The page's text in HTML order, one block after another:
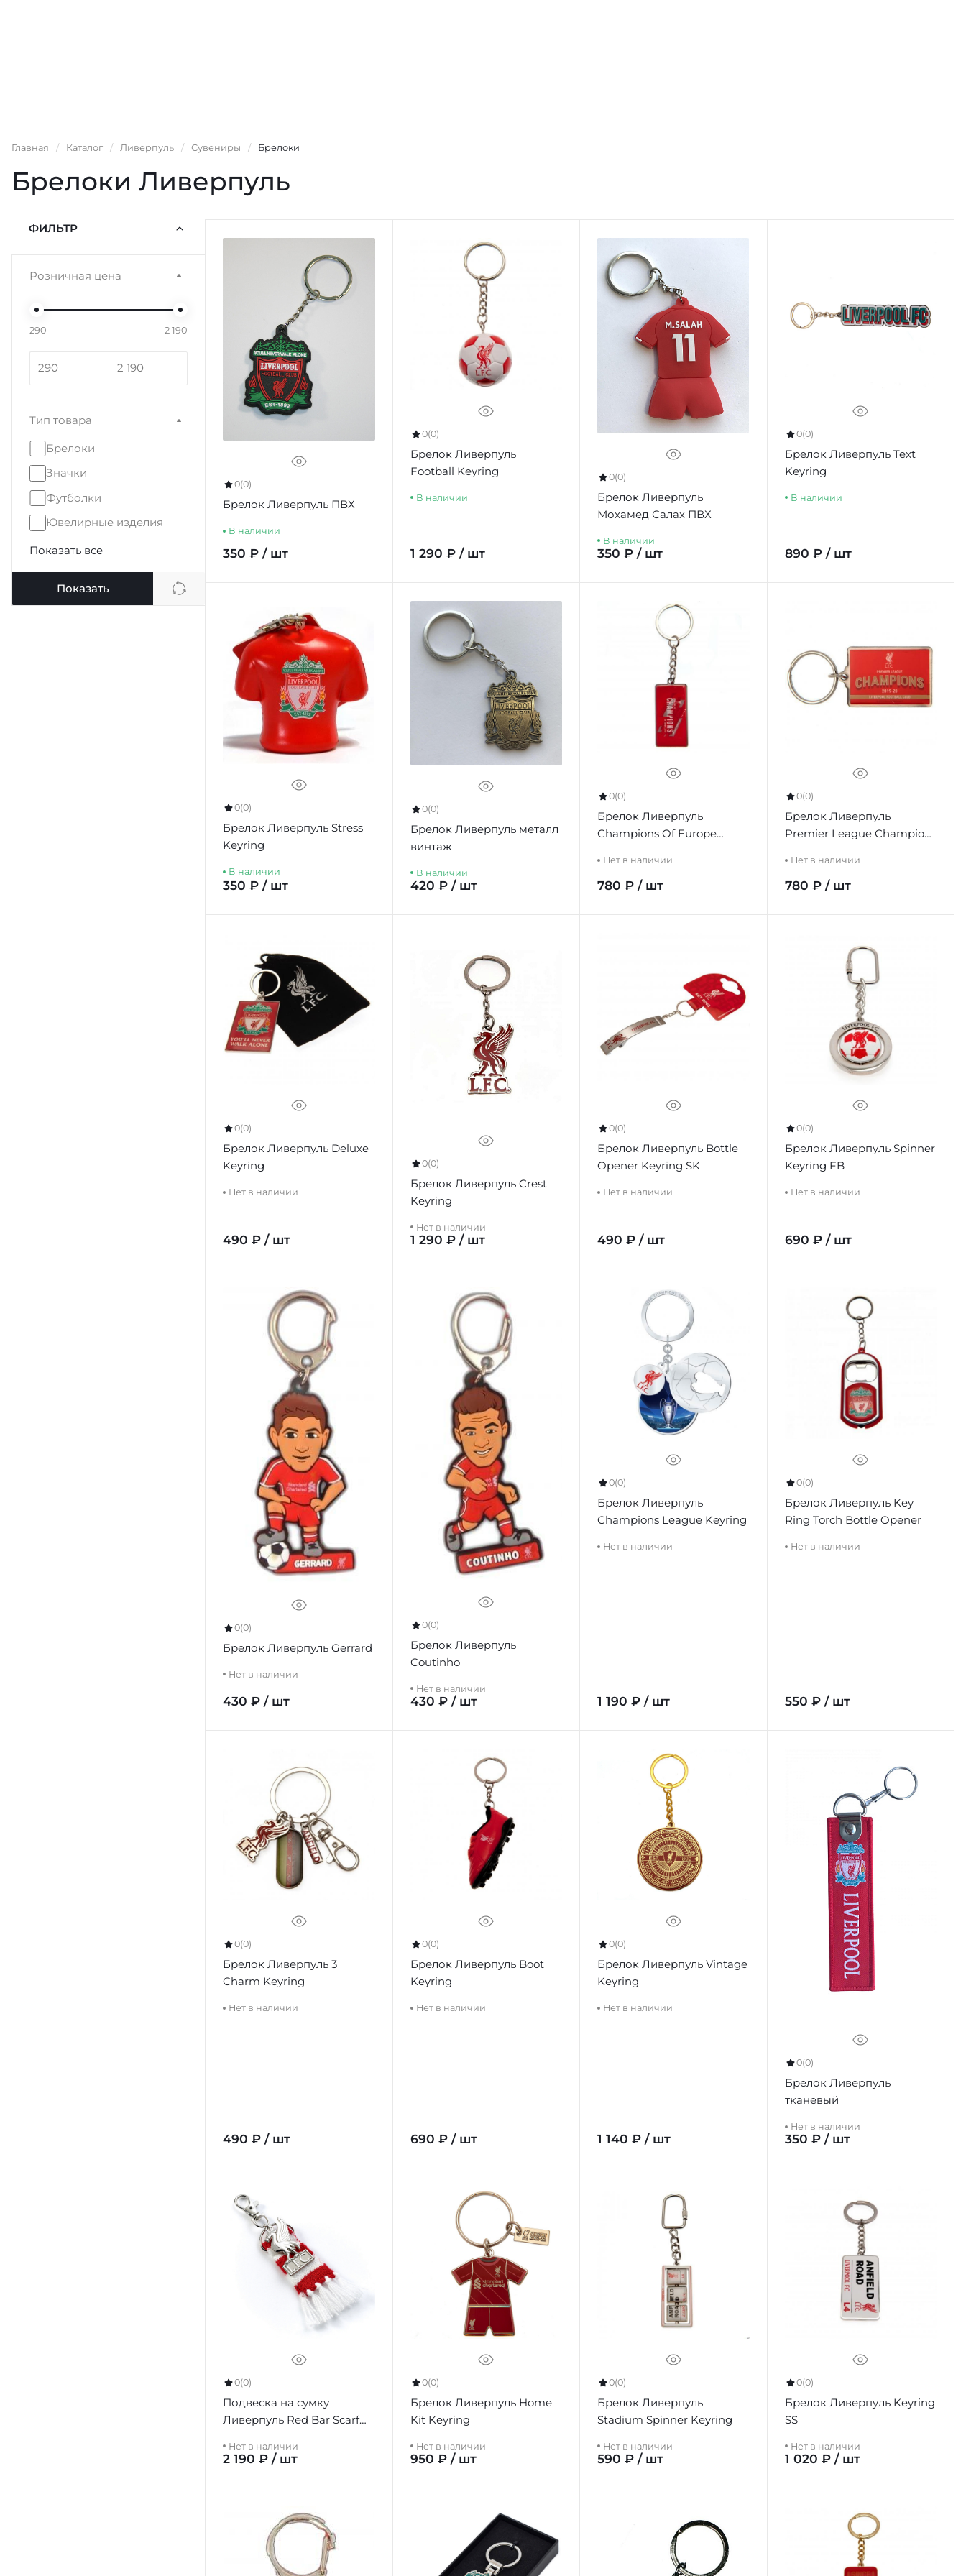
Главная / Каталог / Ливерпуль / Сувениры / Брелоки
Брелоки Ливерпуль
ФИЛЬТР
Розничная цена
290 2 190
Тип товара
Брелоки
Значки
Футболки
Ювелирные изделия
Показать все
Показать
0(0)
Брелок Ливерпуль ПВХ
В наличии
350 ₽ / шт
0(0)
Брелок Ливерпуль
Football Keyring
В наличии
1 290 ₽ / шт
0(0)
Брелок Ливерпуль
Мохамед Салах ПВХ
В наличии
350 ₽ / шт
0(0)
Брелок Ливерпуль Text
Keyring
В наличии
890 ₽ / шт
0(0)
Брелок Ливерпуль Stress
Keyring
В наличии
350 ₽ / шт
0(0)
Брелок Ливерпуль металл
винтаж
В наличии
420 ₽ / шт
0(0)
Брелок Ливерпуль
Champions Of Europe
Нет в наличии
780 ₽ / шт
0(0)
Брелок Ливерпуль
Premier League Champions
Нет в наличии
780 ₽ / шт
0(0)
Брелок Ливерпуль Deluxe
Keyring
Нет в наличии
490 ₽ / шт
0(0)
Брелок Ливерпуль Crest
Keyring
Нет в наличии
1 290 ₽ / шт
0(0)
Брелок Ливерпуль Bottle
Opener Keyring SK
Нет в наличии
490 ₽ / шт
0(0)
Брелок Ливерпуль Spinner
Keyring FB
Нет в наличии
690 ₽ / шт
0(0)
Брелок Ливерпуль Gerrard
Нет в наличии
430 ₽ / шт
0(0)
Брелок Ливерпуль
Coutinho
Нет в наличии
430 ₽ / шт
0(0)
Брелок Ливерпуль
Champions League Keyring
Нет в наличии
1 190 ₽ / шт
0(0)
Брелок Ливерпуль Key
Ring Torch Bottle Opener
Нет в наличии
550 ₽ / шт
0(0)
Брелок Ливерпуль 3
Charm Keyring
Нет в наличии
490 ₽ / шт
0(0)
Брелок Ливерпуль Boot
Keyring
Нет в наличии
690 ₽ / шт
0(0)
Брелок Ливерпуль Vintage
Keyring
Нет в наличии
1 140 ₽ / шт
0(0)
Брелок Ливерпуль
тканевый
Нет в наличии
350 ₽ / шт
0(0)
Подвеска на сумку
Ливерпуль Red Bar Scarf
Нет в наличии
2 190 ₽ / шт
0(0)
Брелок Ливерпуль Home
Kit Keyring
Нет в наличии
950 ₽ / шт
0(0)
Брелок Ливерпуль
Stadium Spinner Keyring
Нет в наличии
590 ₽ / шт
0(0)
Брелок Ливерпуль Keyring
SS
Нет в наличии
1 020 ₽ / шт